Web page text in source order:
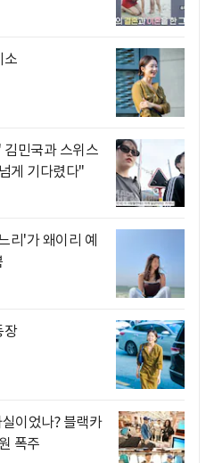
소
민국과 스위스
게 기다렸다"
리'가 왜이리 예
장
이었나? 블랙카
폭주